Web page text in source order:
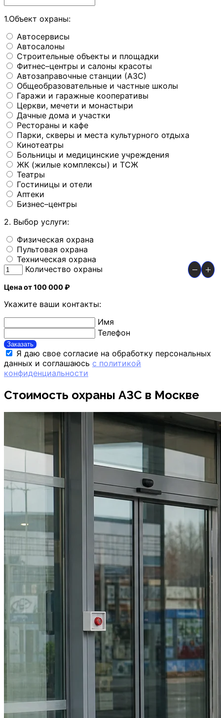
1.Объект охраны:
Автосервисы
Автосалоны
Строительные объекты и площадки
Фитнес–центры и салоны красоты
Автозаправочные станции (АЗС)
Общеобразовательные и частные школы
Гаражи и гаражные кооперативы
Церкви, мечети и монастыри
Дачные дома и участки
Рестораны и кафе
Парки, скверы и места культурного отдыха
Кинотеатры
Больницы и медицинские учреждения
ЖК (жилые комплексы) и ТСЖ
Театры
Гостиницы и отели
Аптеки
Бизнес–центры
2. Выбор услуги:
Физическая охрана
Пультовая охрана
Техническая охрана
Количество охраны
Цена от 100 000 ₽
Укажите ваши контакты:
Имя
Телефон
Заказать
Я даю свое согласие на обработку персональных
данных и соглашаюсь с политикой
конфиденциальности
Стоимость охраны АЗС в Москве